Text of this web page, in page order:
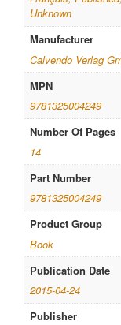
Unknown
Manufacturer
Calvendo Verlag
MPN
9781325004249
Number Of Pages
14
Part Number
9781325004249
Product Group
Book
Publication Date
2015-04-24
Publisher